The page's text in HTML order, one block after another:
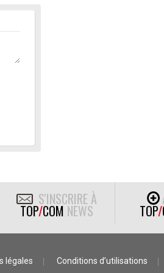
S'INSCRIRE À
TOP/COM NEWS TOP/
légales Conditions d’utilisations